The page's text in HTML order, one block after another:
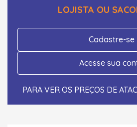
LOJISTA OU
Cadastre-se
Acesse sua
PARA VER OS PREÇOS DE